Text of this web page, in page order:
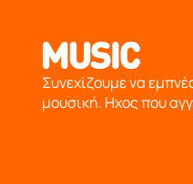
από το 1976 κοντά
Συνεχίζουμε να
μουσική. Ηχος που